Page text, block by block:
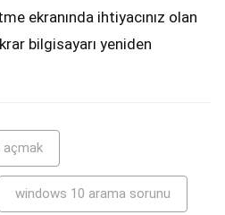
ekranında ihtiyacınız olan
bilgisayarı yeniden
açmak
windows 10 arama sorunu